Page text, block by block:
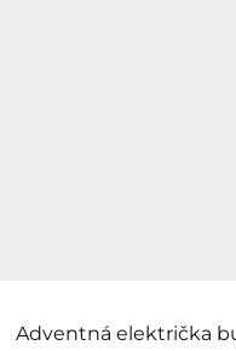
Adventná električka